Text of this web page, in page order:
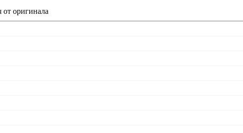
от оригинала